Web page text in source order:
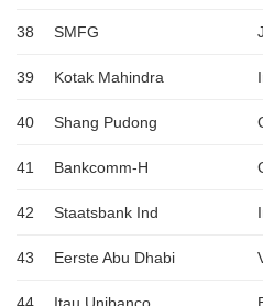
38 SMFG
39 Kotak Mahindra
40 Shang Pudong
41 Bankcomm-H
42 Staatsbank Ind
43 Eerste Abu Dhabi